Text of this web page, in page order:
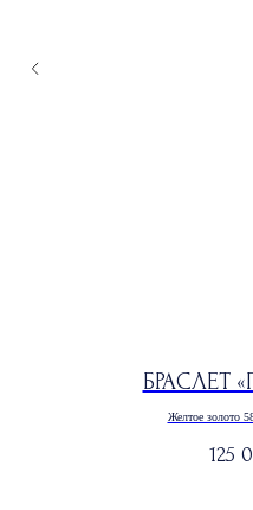
БРАСЛЕТ
Желтое золото
125